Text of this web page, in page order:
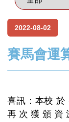
2022-08-02
賽馬會運
喜訊：本校 於
再次獲頒資